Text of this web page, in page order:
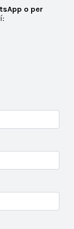
o per